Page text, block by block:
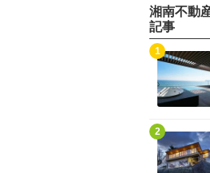
湘南不動
記事
1
2